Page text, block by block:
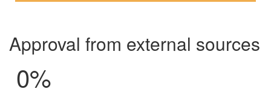
Approval from external sources
0%